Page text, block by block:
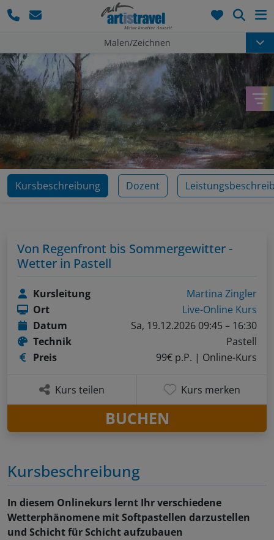
Malen/Zeichnen
Kursbeschreibung Dozent
Kursbeschreibung
In diesem Onlinekurs lernt Ihr verschiedene
Wetterphänomene mit Softpastellen darzustellen
und Schicht für Schicht aufzubauen
Von Regenfront bis Sommergewitter -
Wetter in Pastell
Kursleitung
Martina Zingler
Ort
Live-Online Kurs
Datum
Sa, 19.12.2026 09:45 – 16:30
Technik
Pastell
Preis
99€ p.P. | Online-Kurs
Kurs teilen Kurs merken
BUCHEN